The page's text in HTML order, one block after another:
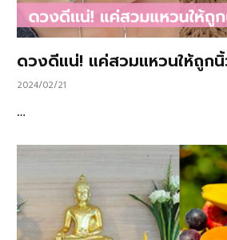
ดวงดีแน่! แค่สวมแหวนให้ถูกนิ้
2024/02/21
…